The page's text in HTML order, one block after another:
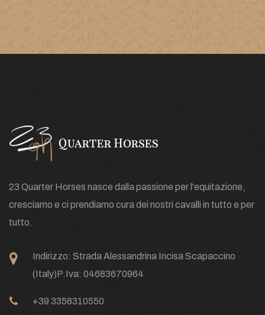
23 Quarter Horses nasce dalla passione per l'equitazione,
cresciamo e ci prendiamo cura dei nostri cavalli in tutto e per
tutto.
Indirizzo: Strada Alessandrina Incisa Scapaccino
(Italy)P.Iva: 04683670964
+39 3358310550